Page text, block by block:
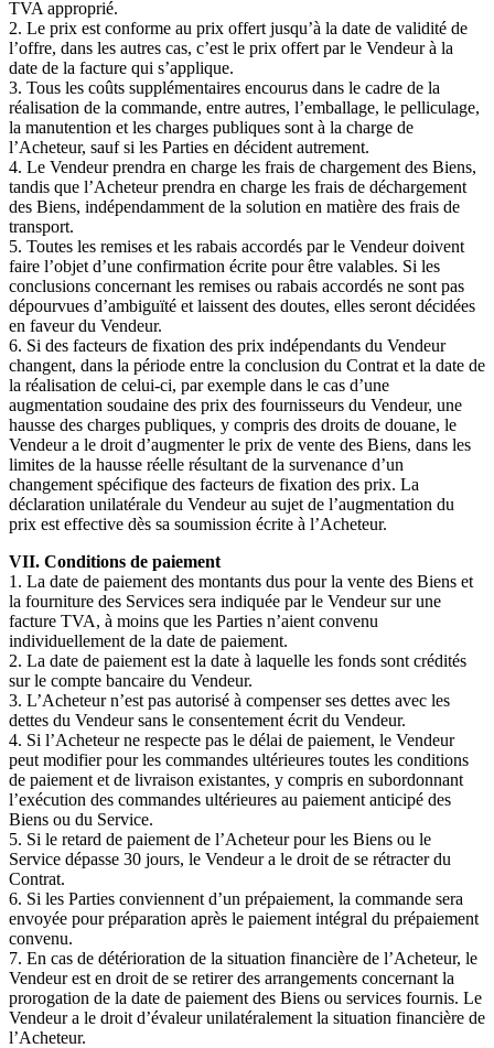
TVA approprié.
2. Le prix est conforme au prix offert jusqu’à la date de validité de
l’offre, dans les autres cas, c’est le prix offert par le Vendeur à la
date de la facture qui s’applique.
3. Tous les coûts supplémentaires encourus dans le cadre de la
réalisation de la commande, entre autres, l’emballage, le pelliculage,
la manutention et les charges publiques sont à la charge de
l’Acheteur, sauf si les Parties en décident autrement.
4. Le Vendeur prendra en charge les frais de chargement des Biens,
tandis que l’Acheteur prendra en charge les frais de déchargement
des Biens, indépendamment de la solution en matière des frais de
transport.
5. Toutes les remises et les rabais accordés par le Vendeur doivent
faire l’objet d’une confirmation écrite pour être valables. Si les
conclusions concernant les remises ou rabais accordés ne sont pas
dépourvues d’ambiguïté et laissent des doutes, elles seront décidées
en faveur du Vendeur.
6. Si des facteurs de fixation des prix indépendants du Vendeur
changent, dans la période entre la conclusion du Contrat et la date de
la réalisation de celui-ci, par exemple dans le cas d’une
augmentation soudaine des prix des fournisseurs du Vendeur, une
hausse des charges publiques, y compris des droits de douane, le
Vendeur a le droit d’augmenter le prix de vente des Biens, dans les
limites de la hausse réelle résultant de la survenance d’un
changement spécifique des facteurs de fixation des prix. La
déclaration unilatérale du Vendeur au sujet de l’augmentation du
prix est effective dès sa soumission écrite à l’Acheteur.
VII. Conditions de paiement
1. La date de paiement des montants dus pour la vente des Biens et
la fourniture des Services sera indiquée par le Vendeur sur une
facture TVA, à moins que les Parties n’aient convenu
individuellement de la date de paiement.
2. La date de paiement est la date à laquelle les fonds sont crédités
sur le compte bancaire du Vendeur.
3. L’Acheteur n’est pas autorisé à compenser ses dettes avec les
dettes du Vendeur sans le consentement écrit du Vendeur.
4. Si l’Acheteur ne respecte pas le délai de paiement, le Vendeur
peut modifier pour les commandes ultérieures toutes les conditions
de paiement et de livraison existantes, y compris en subordonnant
l’exécution des commandes ultérieures au paiement anticipé des
Biens ou du Service.
5. Si le retard de paiement de l’Acheteur pour les Biens ou le
Service dépasse 30 jours, le Vendeur a le droit de se rétracter du
Contrat.
6. Si les Parties conviennent d’un prépaiement, la commande sera
envoyée pour préparation après le paiement intégral du prépaiement
convenu.
7. En cas de détérioration de la situation financière de l’Acheteur, le
Vendeur est en droit de se retirer des arrangements concernant la
prorogation de la date de paiement des Biens ou services fournis. Le
Vendeur a le droit d’évaleur unilatéralement la situation financière de
l’Acheteur.